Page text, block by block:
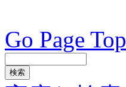
Go Page Top